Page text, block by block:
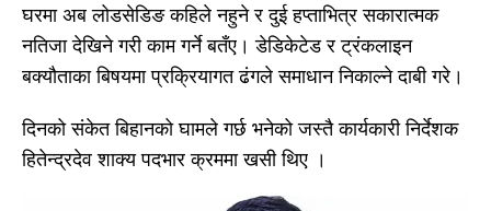
घरमा अब लोडसेडिङ कहिले नहुने र दुई हप्ताभित्र सकारात्मक
नतिजा देखिने गरी काम गर्ने बतँए। डेडिकेटेड र ट्रंकलाइन
बक्यौताका बिषयमा प्रक्रियागत ढंगले समाधान निकाल्ने दाबी गरे।
दिनको संकेत बिहानको घामले गर्छ भनेको जस्तै कार्यकारी निर्देशक
हितेन्द्रदेव शाक्य पदभार क्रममा खसी थिए ।